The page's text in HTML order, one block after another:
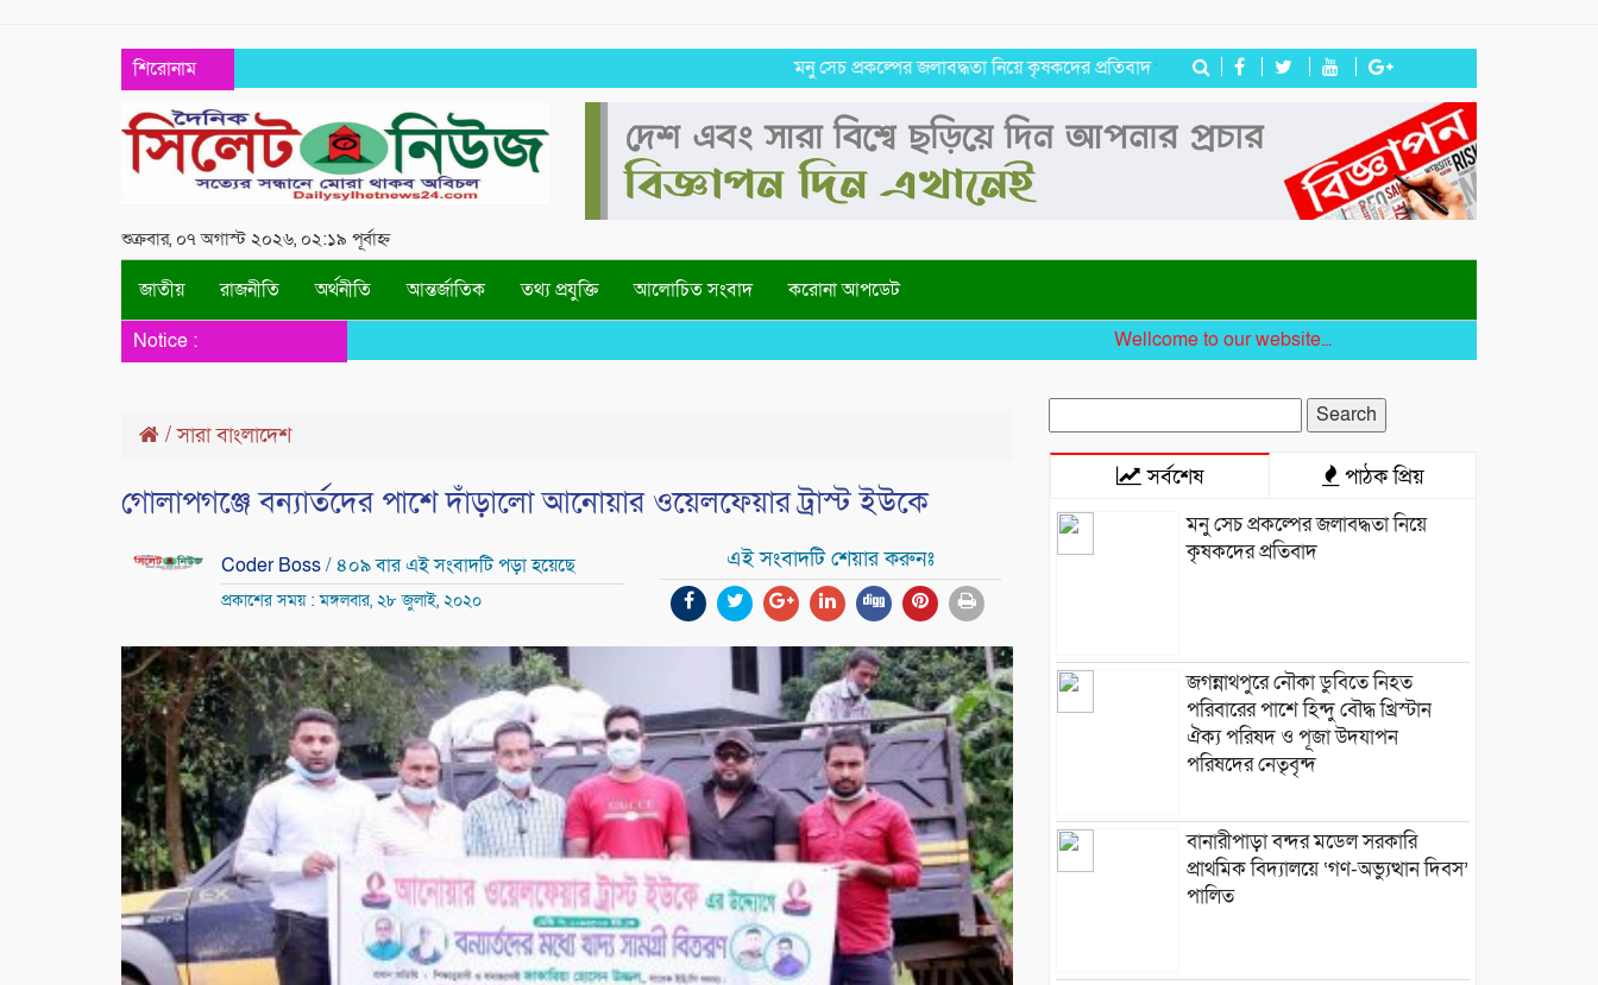
শিরোনাম মনু সেচ প্রকল্পের জলাবদ্ধতা নিয়ে কৃষকদের প্রতিবাদ জগন্নাথপুরে নৌকা ডুবিতে নিহত পরিবারের পাশে হিন্দু বৌদ্ধ
শুক্রবার, ০৭ অগাস্ট ২০২৬, ০২:১৯ পূর্বাহ্ন
জাতীয় রাজনীতি অর্থনীতি আন্তর্জাতিক তথ্য প্রযুক্তি আলোচিত সংবাদ
করোনা আপডেট
Notice :
Wellcome to our website...
/সারা বাংলাদেশ
গোলাপগঞ্জে বন্যার্তদের পাশে দাঁড়ালো আনোয়ার ওয়েলফেয়ার ট্রাস্ট ইউকে
Coder Boss/ ৪০৯ বার এই সংবাদটি পড়া হয়েছে
প্রকাশের সময় : মঙ্গলবার, ২৮ জুলাই, ২০২০
এই সংবাদটি শেয়ার করুনঃ
for:
সর্বশেষ পাঠক প্রিয়
মনু সেচ প্রকল্পের জলাবদ্ধতা নিয়ে
কৃষকদের প্রতিবাদ
জগন্নাথপুরে নৌকা ডুবিতে নিহত
পরিবারের পাশে হিন্দু বৌদ্ধ খ্রিস্টান
ঐক্য পরিষদ ও পূজা উদযাপন
পরিষদের নেতৃবৃন্দ
​বানারীপাড়া বন্দর মডেল সরকারি
প্রাথমিক বিদ্যালয়ে ‘গণ-অভ্যুত্থান দিবস’
পালিত